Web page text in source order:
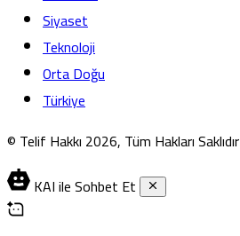
Siyaset
Teknoloji
Orta Doğu
Türkiye
© Telif Hakkı 2026, Tüm Hakları Saklıdır
KAI ile Sohbet Et